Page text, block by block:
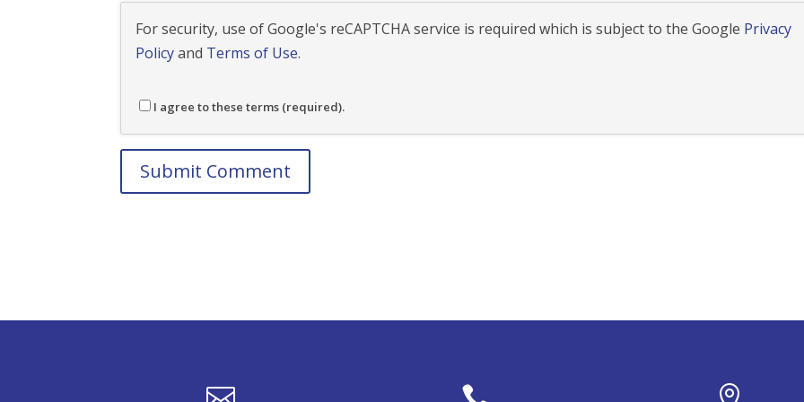
For security, use of Google's reCAPTCHA service is required which is subject to the Google Privacy
Policyand Terms of Use.
I agree to these terms (required).